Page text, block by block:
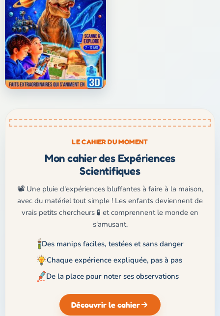
LE CAHIER DU MOMENT
Mon cahier des Expériences
Scientifiques
📽️ Une pluie d'expériences bluffantes à faire à la maison,
avec du matériel tout simple ! Les enfants deviennent de
vrais petits chercheurs 🧪 et comprennent le monde en
s'amusant.
Des manips faciles, testées et sans danger
Chaque expérience expliquée, pas à pas
De la place pour noter ses observations
Découvrir le cahier